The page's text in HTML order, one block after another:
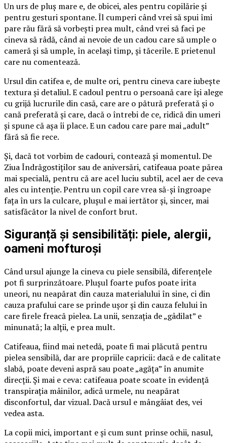
Un urs de pluș mare e, de obicei, ales pentru copilărie și
pentru gesturi spontane. Îl cumperi când vrei să spui îmi
pare rău fără să vorbești prea mult, când vrei să faci pe
cineva să râdă, când ai nevoie de un cadou care să umple o
cameră și să umple, în același timp, și tăcerile. E prietenul
care nu comentează.
Ursul din catifea e, de multe ori, pentru cineva care iubește
textura și detaliul. E cadoul pentru o persoană care își alege
cu grijă lucrurile din casă, care are o pătură preferată și o
cană preferată și care, dacă o întrebi de ce, ridică din umeri
și spune că așa îi place. E un cadou care pare mai „adult”
fără să fie rece.
Și, dacă tot vorbim de cadouri, contează și momentul. De
Ziua Îndrăgostiților sau de aniversări, catifeaua poate părea
mai specială, pentru că are acel luciu subtil, acel aer de ceva
ales cu intenție. Pentru un copil care vrea să-și îngroape
fața în urs la culcare, plușul e mai iertător și, sincer, mai
satisfăcător la nivel de confort brut.
Siguranță și sensibilități: piele, alergii,
oameni mofturoși
Când ursul ajunge la cineva cu piele sensibilă, diferențele
pot fi surprinzătoare. Plușul foarte pufos poate irita
uneori, nu neapărat din cauza materialului în sine, ci din
cauza prafului care se prinde ușor și din cauza felului în
care firele freacă pielea. La unii, senzația de „gâdilat” e
minunată; la alții, e prea mult.
Catifeaua, fiind mai netedă, poate fi mai plăcută pentru
pielea sensibilă, dar are propriile capricii: dacă e de calitate
slabă, poate deveni aspră sau poate „agăța” în anumite
direcții. Și mai e ceva: catifeaua poate scoate în evidență
transpirația mâinilor, adică urmele, nu neapărat
disconfortul, dar vizual. Dacă ursul e mângâiat des, vei
vedea asta.
La copii mici, important e și cum sunt prinse ochii, nasul,